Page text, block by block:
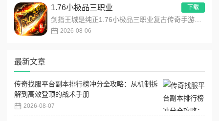
1.76小极品三职业
剑指王城是纯正1.76小极品三职业复古传奇手游，永久内置3折福利，完美复刻原版玛法画面与经典玩法！每日免费送...
2026-08-06
下载
最新文章
传奇找服平台副本排行榜冲分全攻略：从机制拆
解到高效登顶的战术手册
2026-08-07